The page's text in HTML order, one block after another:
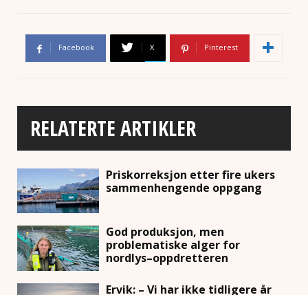
Facebook X Pinterest
RELATERTE ARTIKLER
Priskorreksjon etter fire ukers
sammenhengende oppgang
God produksjon, men
problematiske alger for
nordlys–oppdretteren
Ervik: – Vi har ikke tidligere år